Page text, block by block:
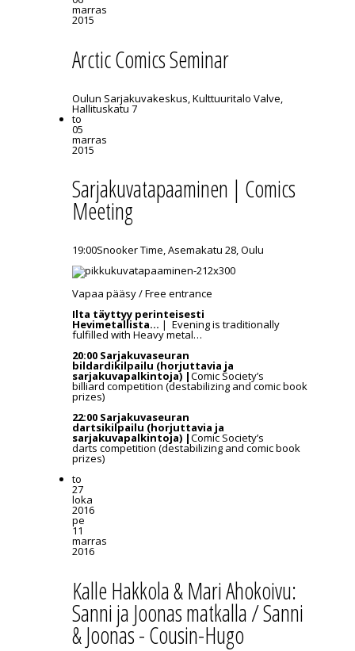
marras
2015
Arctic Comics Seminar
Oulun Sarjakuvakeskus, Kulttuuritalo Valve,
Hallituskatu 7
to
05
marras
2015
Sarjakuvatapaaminen | Comics
Meeting
19:00Snooker Time, Asemakatu 28, Oulu
Vapaa pääsy / Free entrance
Ilta täyttyy perinteisesti
Hevimetallista… | Evening is traditionally
fulfilled with Heavy metal…
20:00 Sarjakuvaseuran
bildardikilpailu (horjuttavia ja
sarjakuvapalkintoja) |Comic Society’s
billiard competition (destabilizing and comic book
prizes)
22:00 Sarjakuvaseuran
dartsikilpailu (horjuttavia ja
sarjakuvapalkintoja) |Comic Society’s
darts competition (destabilizing and comic book
prizes)
to
27
loka
2016
pe
11
marras
2016
Kalle Hakkola & Mari Ahokoivu:
Sanni ja Joonas matkalla / Sanni
& Joonas - Cousin-Hugo